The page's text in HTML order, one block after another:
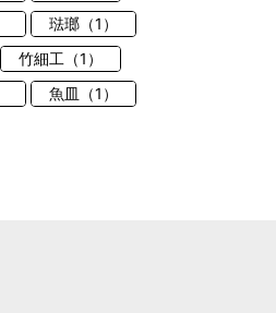
琺瑯（1）
竹細工（1）
魚皿（1）